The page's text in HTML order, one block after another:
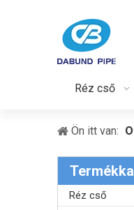
Réz cső
Ön itt van:
Réz cső